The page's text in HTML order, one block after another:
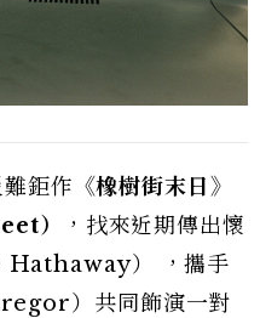
鉅作 《橡樹街末日》
）
，找來近期傳出懷
Hathaway） ，攜手
）共同飾演一對